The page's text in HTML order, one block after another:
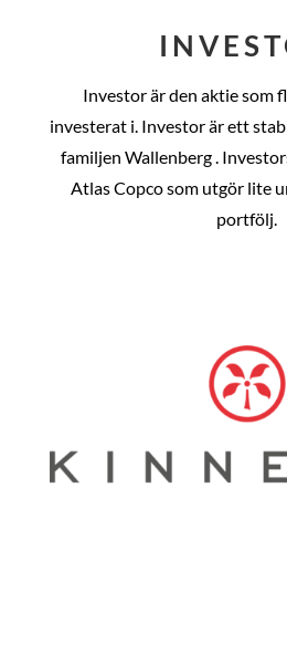
Investor är den aktie som
investerat i. Investor är ett
familjen Wallenberg .
Atlas Copco som utgör lite
portfölj.